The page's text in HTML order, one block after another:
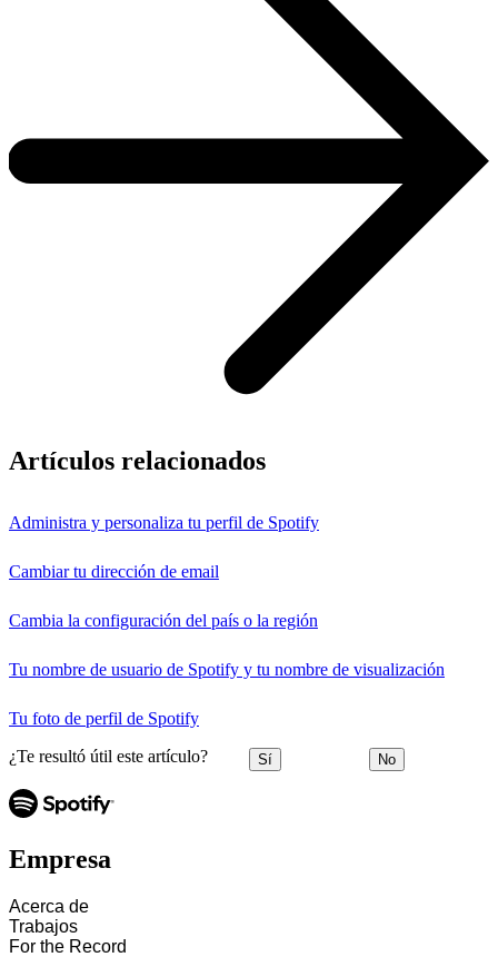
Artículos relacionados
Administra y personaliza tu perfil de Spotify
Cambiar tu dirección de email
Cambia la configuración del país o la región
Tu nombre de usuario de Spotify y tu nombre de visualización
Tu foto de perfil de Spotify
¿Te resultó útil este artículo? Sí No
Empresa
Acerca de
Trabajos
For the Record